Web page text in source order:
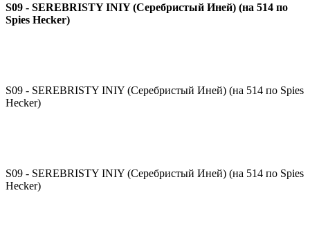
S09 - SEREBRISTY INIY (Серебристый Иней) (на 514 по
Spies Hecker)
S09 - SEREBRISTY INIY (Серебристый Иней) (на 514 по Spies
Hecker)
S09 - SEREBRISTY INIY (Серебристый Иней) (на 514 по Spies
Hecker)